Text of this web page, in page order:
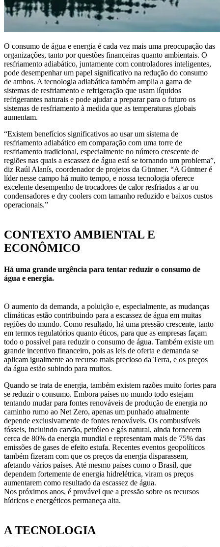
O consumo de água e energia é cada vez mais uma preocupação das
organizações, tanto por questões financeiras quanto ambientais. O
resfriamento adiabático, juntamente com controladores inteligentes,
pode desempenhar um papel significativo na redução do consumo
de ambos. A tecnologia adiabática também amplia a gama de
sistemas de resfriamento e refrigeração que usam líquidos
refrigerantes naturais e pode ajudar a preparar para o futuro os
sistemas de resfriamento à medida que as temperaturas globais
aumentam.
“Existem benefícios significativos ao usar um sistema de
resfriamento adiabático em comparação com uma torre de
resfriamento tradicional, especialmente no número crescente de
regiões nas quais a escassez de água está se tornando um problema”,
diz Raúl Alanís, coordenador de projetos da Güntner. “A Güntner é
líder nesse campo há muito tempo, e nossa tecnologia oferece
excelente desempenho de trocadores de calor resfriados a ar ou
condensadores e dry coolers com tamanho reduzido e baixos custos
operacionais.”
CONTEXTO AMBIENTAL E
ECONÔMICO
Há uma grande urgência para tentar reduzir o consumo de
água e energia.
O aumento da demanda, a poluição e, especialmente, as mudanças
climáticas estão contribuindo para a escassez de água em muitas
regiões do mundo. Como resultado, há uma pressão crescente, tanto
em termos regulatórios quanto éticos, para que as empresas façam
todo o possível para reduzir o consumo de água. Também existe um
grande incentivo financeiro, pois as leis de oferta e demanda se
aplicam igualmente ao recurso mais precioso da Terra, e os preços
da água estão subindo para muitos.
Quando se trata de energia, também existem razões muito fortes para
se reduzir o consumo. Embora países no mundo todo estejam
tentando mudar para fontes renováveis de produção de energia no
caminho rumo ao Net Zero, apenas um punhado atualmente
depende exclusivamente de fontes renováveis. Os combustíveis
fósseis, incluindo carvão, petróleo e gás natural, ainda fornecem
cerca de 80% da energia mundial e representam mais de 75% das
emissões de gases de efeito estufa. Recentes eventos geopolíticos
também fizeram com que os preços da energia disparassem,
afetando vários países. Até mesmo países como o Brasil, que
dependem fortemente de energia hidrelétrica, viram os preços
aumentarem como resultado da escassez de água.
Nos próximos anos, é provável que a pressão sobre os recursos
hídricos e energéticos permaneça alta.
A TECNOLOGIA